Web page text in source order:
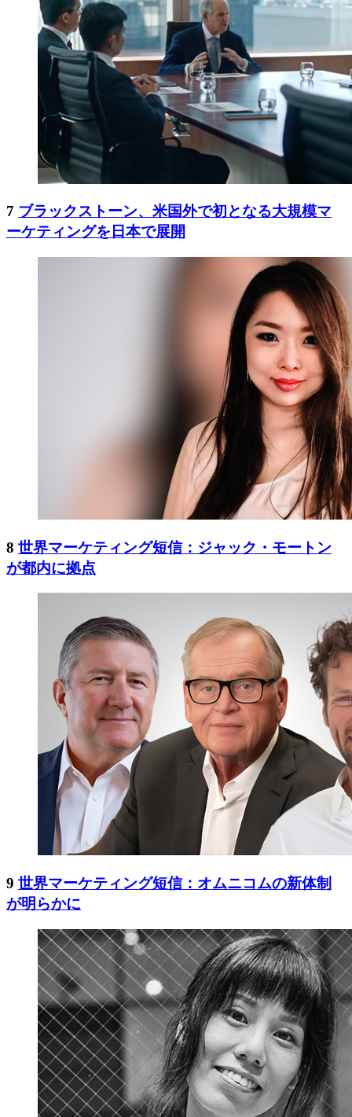
7 ブラックストーン、米国外で初となる大規模マ
ーケティングを日本で展開
8 世界マーケティング短信：ジャック・モートン
が都内に拠点
9 世界マーケティング短信：オムニコムの新体制
が明らかに